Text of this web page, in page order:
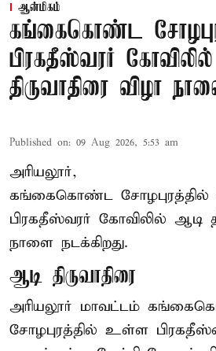
ஆன்மிகம்
கங்கைகொண்ட
பிரகதீஸ்வரர்
திருவாதிரை விழா
Published on: 09 Aug 2026, 5:53 am
அரியலூர்,
கங்கைகொண்ட
பிரகதீஸ்வரர் கோவிலில் ஆடி
நாளை நடக்கிறது.
ஆடி திருவாதிரை
அரியலூர் மாவட்டம்
சோழபுரத்தில் உள்ள